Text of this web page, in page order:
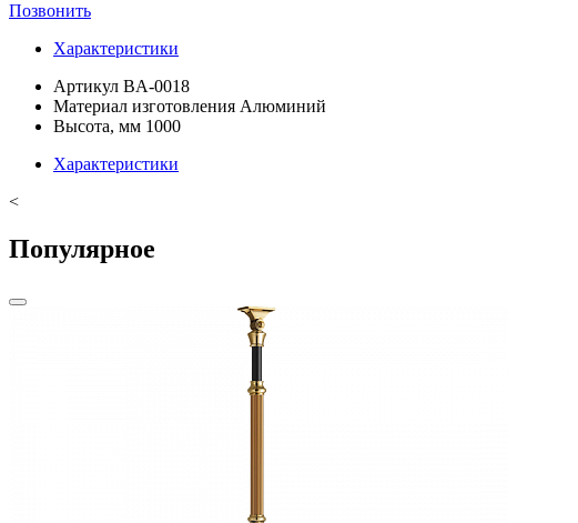
Позвонить
Характеристики
Артикул BA-0018
Материал изготовления Алюминий
Высота, мм 1000
Характеристики
<
Популярное